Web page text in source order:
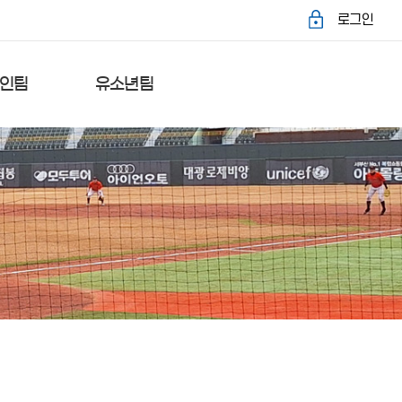
로그인
팀
팀
처
&수정
유소년팀
외포중학교
리틀야구단